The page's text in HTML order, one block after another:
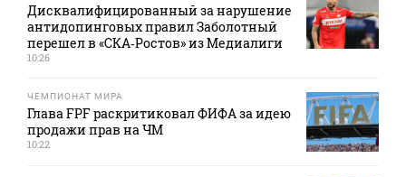
Дисквалифицированный за нарушение
антидопинговых правил Заболотный
перешел в «СКА‑Ростов» из Медиалиги
10:26
ЧЕМПИОНАТ МИРА
Глава FPF раскритиковал ФИФА за идею
продажи прав на ЧМ
10:22